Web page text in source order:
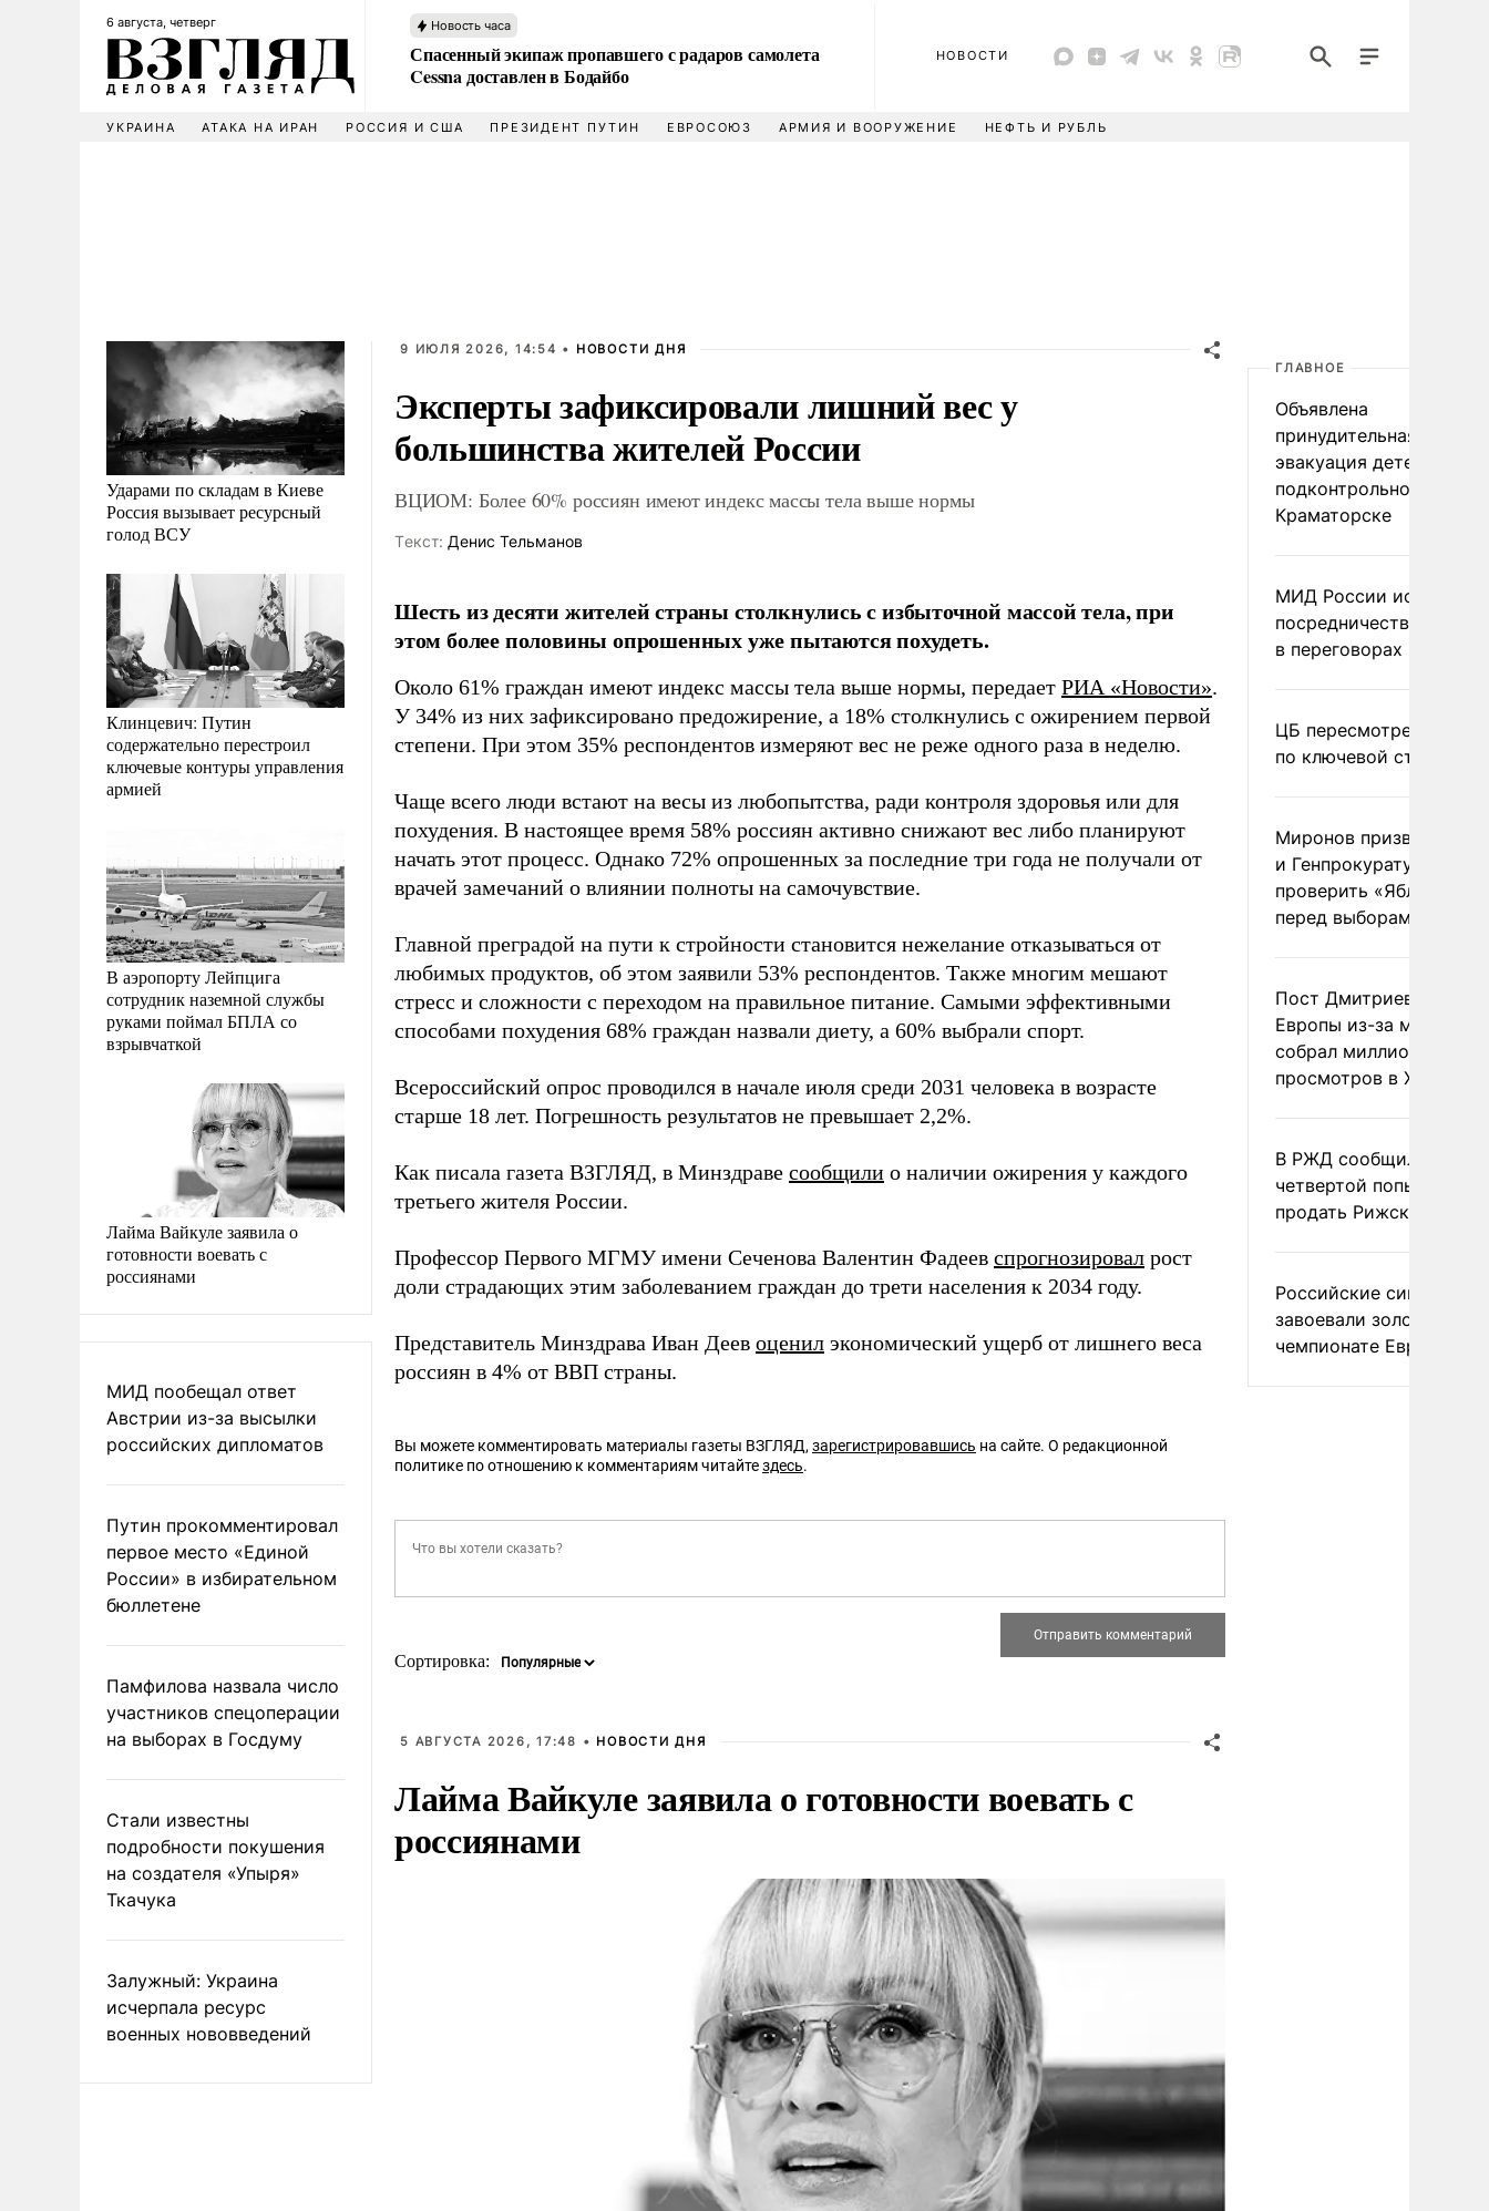
6 августа, четверг Новость часа
Спасенный экипаж пропавшего с радаров самолета
Cessna доставлен в Бодайбо
НОВОСТИ
УКРАИНА АТАКА НА ИРАН РОССИЯ И США ПРЕЗИДЕНТ ПУТИН ЕВРОСОЮЗ АРМИЯ И ВООРУЖЕНИЕ НЕФТЬ И РУБЛЬ
Ударами по складам в Киеве
Россия вызывает ресурсный
голод ВСУ
Клинцевич: Путин
содержательно перестроил
ключевые контуры управления
армией
В аэропорту Лейпцига
сотрудник наземной службы
руками поймал БПЛА со
взрывчаткой
Лайма Вайкуле заявила о
готовности воевать с
россиянами
МИД пообещал ответ
Австрии из-за высылки
российских дипломатов
Путин прокомментировал
первое место «Единой
России» в избирательном
бюллетене
Памфилова назвала число
участников спецоперации
на выборах в Госдуму
Стали известны
подробности покушения
на создателя «Упыря»
Ткачука
Залужный: Украина
исчерпала ресурс
военных нововведений
9 ИЮЛЯ 2026, 14:54 • НОВОСТИ ДНЯ
Эксперты зафиксировали лишний вес у
большинства жителей России
ВЦИОМ: Более 60% россиян имеют индекс массы тела выше нормы
Tекст: Денис Тельманов
Шесть из десяти жителей страны столкнулись с избыточной массой тела, при
этом более половины опрошенных уже пытаются похудеть.
Около 61% граждан имеют индекс массы тела выше нормы, передает РИА «Новости».
У 34% из них зафиксировано предожирение, а 18% столкнулись с ожирением первой
степени. При этом 35% респондентов измеряют вес не реже одного раза в неделю.
Чаще всего люди встают на весы из любопытства, ради контроля здоровья или для
похудения. В настоящее время 58% россиян активно снижают вес либо планируют
начать этот процесс. Однако 72% опрошенных за последние три года не получали от
врачей замечаний о влиянии полноты на самочувствие.
Главной преградой на пути к стройности становится нежелание отказываться от
любимых продуктов, об этом заявили 53% респондентов. Также многим мешают
стресс и сложности с переходом на правильное питание. Самыми эффективными
способами похудения 68% граждан назвали диету, а 60% выбрали спорт.
Всероссийский опрос проводился в начале июля среди 2031 человека в возрасте
старше 18 лет. Погрешность результатов не превышает 2,2%.
Как писала газета ВЗГЛЯД, в Минздраве сообщили о наличии ожирения у каждого
третьего жителя России.
Профессор Первого МГМУ имени Сеченова Валентин Фадеев спрогнозировал рост
доли страдающих этим заболеванием граждан до трети населения к 2034 году.
Представитель Минздрава Иван Деев оценил экономический ущерб от лишнего веса
россиян в 4% от ВВП страны.
Вы можете комментировать материалы газеты ВЗГЛЯД, зарегистрировавшись на сайте. О редакционной
политике по отношению к комментариям читайтездесь.
Сортировка:
5 АВГУСТА 2026, 17:48 • НОВОСТИ ДНЯ
Лайма Вайкуле заявила о готовности воевать с
россиянами
ГЛАВНОЕ
Объявлена
принудительная
эвакуация детей в
подконтрольном Киеву
Краматорске
МИД России исключил
посредничество
в переговорах по
ЦБ пересмотрел
по ключевой ставке
Миронов призвал
и Генпрокуратуру
проверить «Яблоко»
перед выборами
Пост Дмитриева о
Европы из-за
собрал миллион
просмотров в X
В РЖД сообщили о
четвертой попытке
продать Рижский
Российские
завоевали золото на
чемпионате Европы